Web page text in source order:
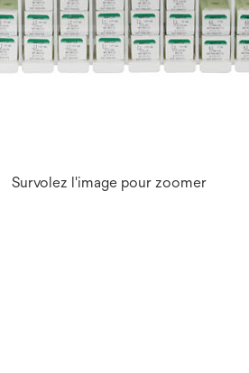
Survolez l'image pour zoomer